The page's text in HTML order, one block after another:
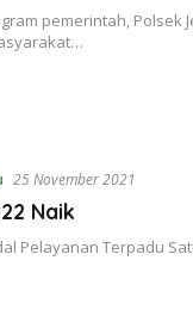
pemerintah, Polsek
25 November 2021
Naik
Pelayanan Terpadu